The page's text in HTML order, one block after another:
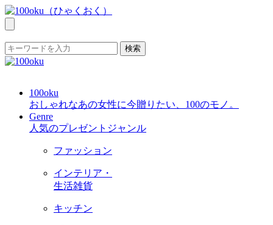
検索
100oku
おしゃれなあの女性に今贈りたい、100のモノ。
Genre
人気のプレゼントジャンル
ファッション
インテリア・
生活雑貨
キッチン